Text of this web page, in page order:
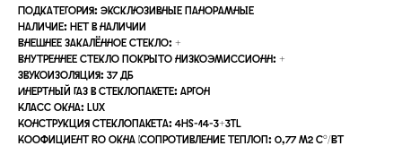
Подкатегория: Эксклюзивные панорамные
Наличие: Нет в наличии
Внешнее закалённое стекло: +
Внутреннее стекло покрыто низкоэмиссионн: +
Звукоизоляция: 37 дБ
Инертный газ в стеклопакете: аргон
Класс окна: LUX
Конструкция стеклопакета: 4HS-14-3+3TL
Коофициент Ro окна (сопротивление теплоп: 0,77 м2 С°/Вт